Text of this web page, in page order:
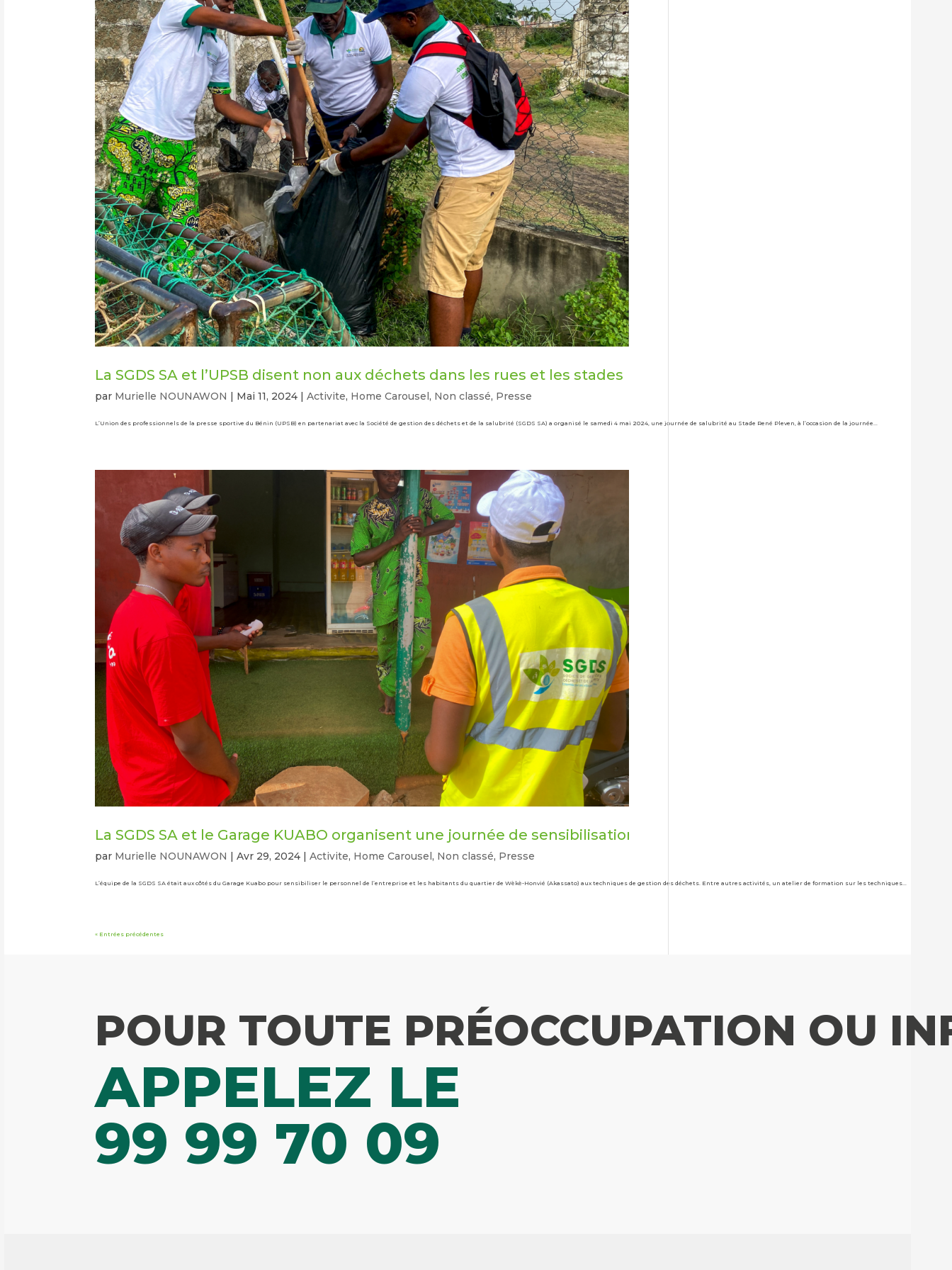
La SGDS SA et l’UPSB disent non aux déchets dans les rues et les stades
par Murielle NOUNAWON | Mai 11, 2024 | Activite, Home Carousel, Non classé, Presse
L’Union des professionnels de la presse sportive du Bénin (UPSB) en partenariat avec la Société de gestion des déchets et de la salubrité (SGDS SA) a organisé le samedi 4 mai 2024, une journée de salubrité au Stade René Pleven, à l’occasion de la journée...
La SGDS SA et le Garage KUABO organisent une journée de sensibilisation à l’écocitoyenneté à Akassato
par Murielle NOUNAWON | Avr 29, 2024 | Activite, Home Carousel, Non classé, Presse
L’équipe de la SGDS SA était aux côtés du Garage Kuabo pour sensibiliser le personnel de l’entreprise et les habitants du quartier de Wèkè-Honvié (Akassato) aux techniques de gestion des déchets. Entre autres activités, un atelier de formation sur les techniques...
« Entrées précédentes
POUR TOUTE PRÉOCCUPATION OU
APPELEZ LE
99 99 70 09